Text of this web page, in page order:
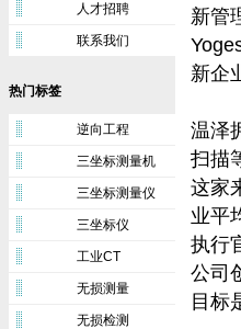
人才招聘
联系我们
热门标签
逆向工程
三坐标测量机
三坐标测量仪
三坐标仪
工业CT
无损测量
无损检测
新管
新企
温泽
扫描
这家
业平
执行
公司
目标